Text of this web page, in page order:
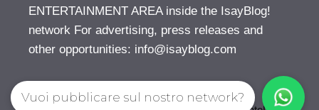
ENTERTAINMENT AREA inside the IsayBlog!
network For advertising, press releases and
other opportunities: info@isayblog.com
Vuoi pubblicare sul nostro network?